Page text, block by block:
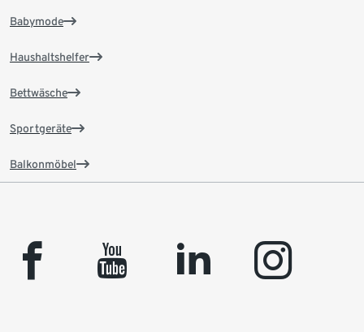
Babymode
Haushaltshelfer
Bettwäsche
Sportgeräte
Balkonmöbel
facebook youtube linkedin instagram